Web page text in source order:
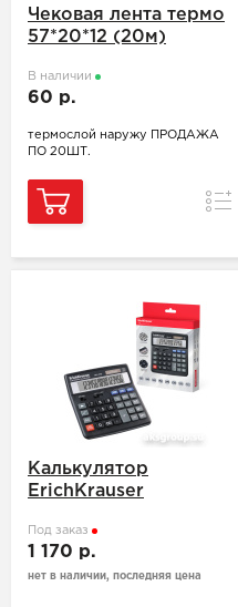
Чековая лента термо
57*20*12 (20м)
В наличии
60 р.
термослой наружу ПРОДАЖА
ПО 20ШТ.
Калькулятор
ErichKrauser
Под заказ
1 170 р.
нет в наличии, последняя цена